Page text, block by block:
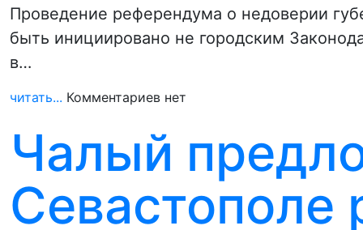
Проведение референдума о недоверии
быть инициировано не городским
в…
читать... Комментариев нет
Чалый
Севастополе